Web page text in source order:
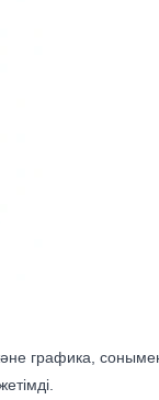
графика, сонымен